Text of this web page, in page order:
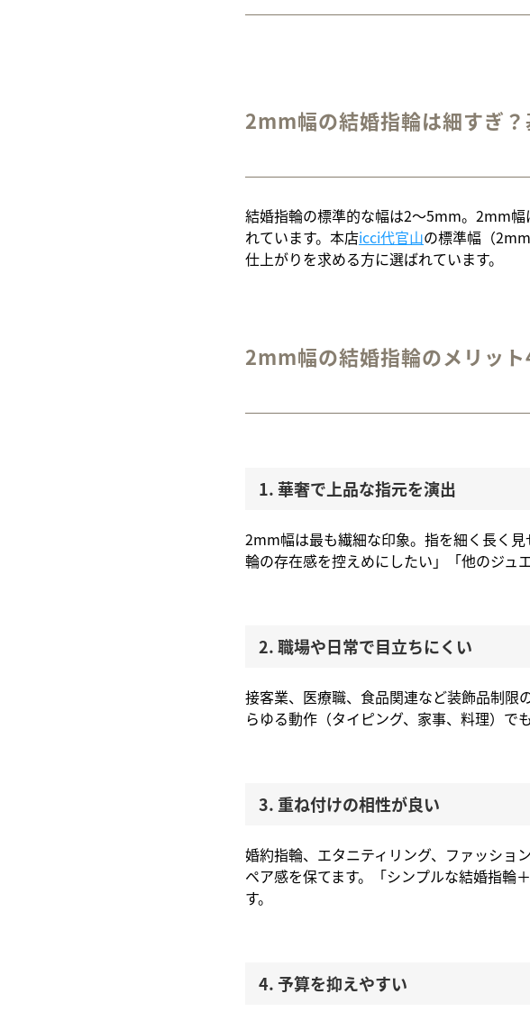
2mm幅の結婚指輪は細すぎ
結婚指輪の標準的な幅は2〜5mm。2mm
れています。本店icci代官山の標準幅（
仕上がりを求める方に選ばれています。
2mm幅の結婚指輪のメリット
1. 華奢で上品な指元を演出
2mm幅は最も繊細な印象。指を細く長く
輪の存在感を控えめにしたい」「他のジュ
2. 職場や日常で目立ちにくい
接客業、医療職、食品関連など装飾品制限
らゆる動作（タイピング、家事、料理）で
3. 重ね付けの相性が良い
婚約指輪、エタニティリング、ファッショ
ペア感を保てます。「シンプルな結婚指輪
す。
4. 予算を抑えやすい